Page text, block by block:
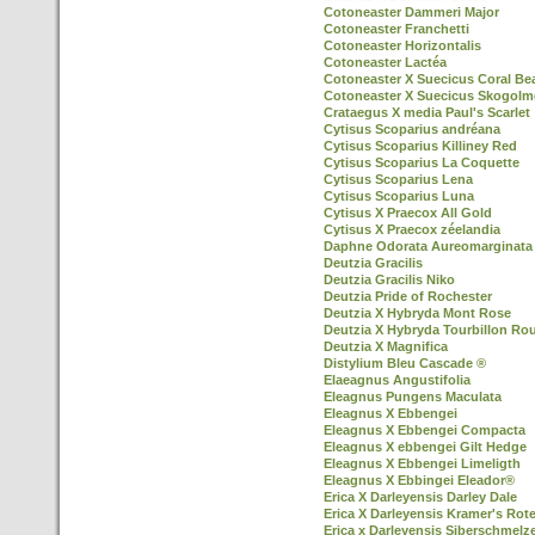
Cotoneaster Dammeri Major
Cotoneaster Franchetti
Cotoneaster Horizontalis
Cotoneaster Lactéa
Cotoneaster X Suecicus Coral
Cotoneaster X Suecicus
Crataegus X media Paul's Scarlet
Cytisus Scoparius andréana
Cytisus Scoparius Killiney Red
Cytisus Scoparius La Coquette
Cytisus Scoparius Lena
Cytisus Scoparius Luna
Cytisus X Praecox All Gold
Cytisus X Praecox zéelandia
Daphne Odorata Aureomarginata
Deutzia Gracilis
Deutzia Gracilis Niko
Deutzia Pride of Rochester
Deutzia X Hybryda Mont Rose
Deutzia X Hybryda Tourbillon
Deutzia X Magnifica
Distylium Bleu Cascade ®
Elaeagnus Angustifolia
Eleagnus Pungens Maculata
Eleagnus X Ebbengei
Eleagnus X Ebbengei Compacta
Eleagnus X ebbengei Gilt Hedge
Eleagnus X Ebbengei Limeligth
Eleagnus X Ebbingei Eleador®
Erica X Darleyensis Darley Dale
Erica X Darleyensis Kramer's Rote
Erica x Darleyensis